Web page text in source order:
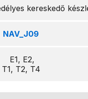
kereskedő
NAV_J09
E1, E2,
T1, T2, T4